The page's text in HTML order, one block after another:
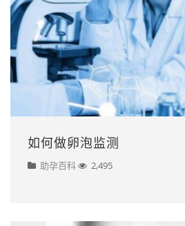
如何做卵泡监测
助孕百科 2,495